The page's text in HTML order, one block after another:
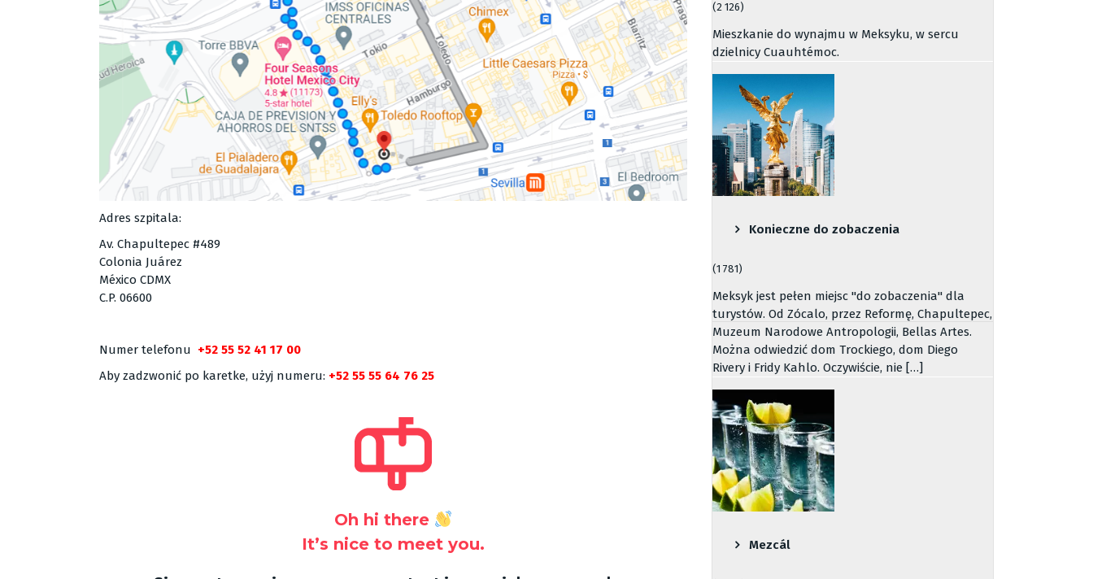
Adres szpitala:
Av. Chapultepec #489
Colonia Juárez
México CDMX
C.P. 06600
Numer telefonu +52 55 52 41 17 00
Aby zadzwonić po karetke, użyj numeru: +52 55 55 64 76 25
Oh hi there
It’s nice to meet you.
(2 126)
Mieszkanie do wynajmu w Meksyku, w sercu
dzielnicy Cuauhtémoc.
Konieczne do zobaczenia
(1 781)
Meksyk jest pełen miejsc "do zobaczenia" dla
turystów. Od Zócalo, przez Reformę, Chapultepec,
Muzeum Narodowe Antropologii, Bellas Artes.
Można odwiedzić dom Trockiego, dom Diego
Rivery i Fridy Kahlo. Oczywiście, nie […]
Mezcál